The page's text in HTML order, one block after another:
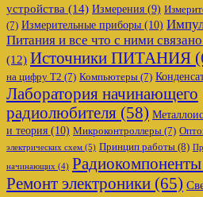
устройства (14) Измерения (9)
(7) Измерительные приборы (10)
Питания и все что с ними связано
(12) Источники ПИТАНИЯ
на цифру Т2 (7) Компьютеры (7)
Лаборатория начинающего
радиолюбителя (58)
и теория (10) Микроконтроллеры (7)
электрических схем (5) Принцип работы (8)
начинающих (4) Радиокомпоненты
Ремонт электроники (65)